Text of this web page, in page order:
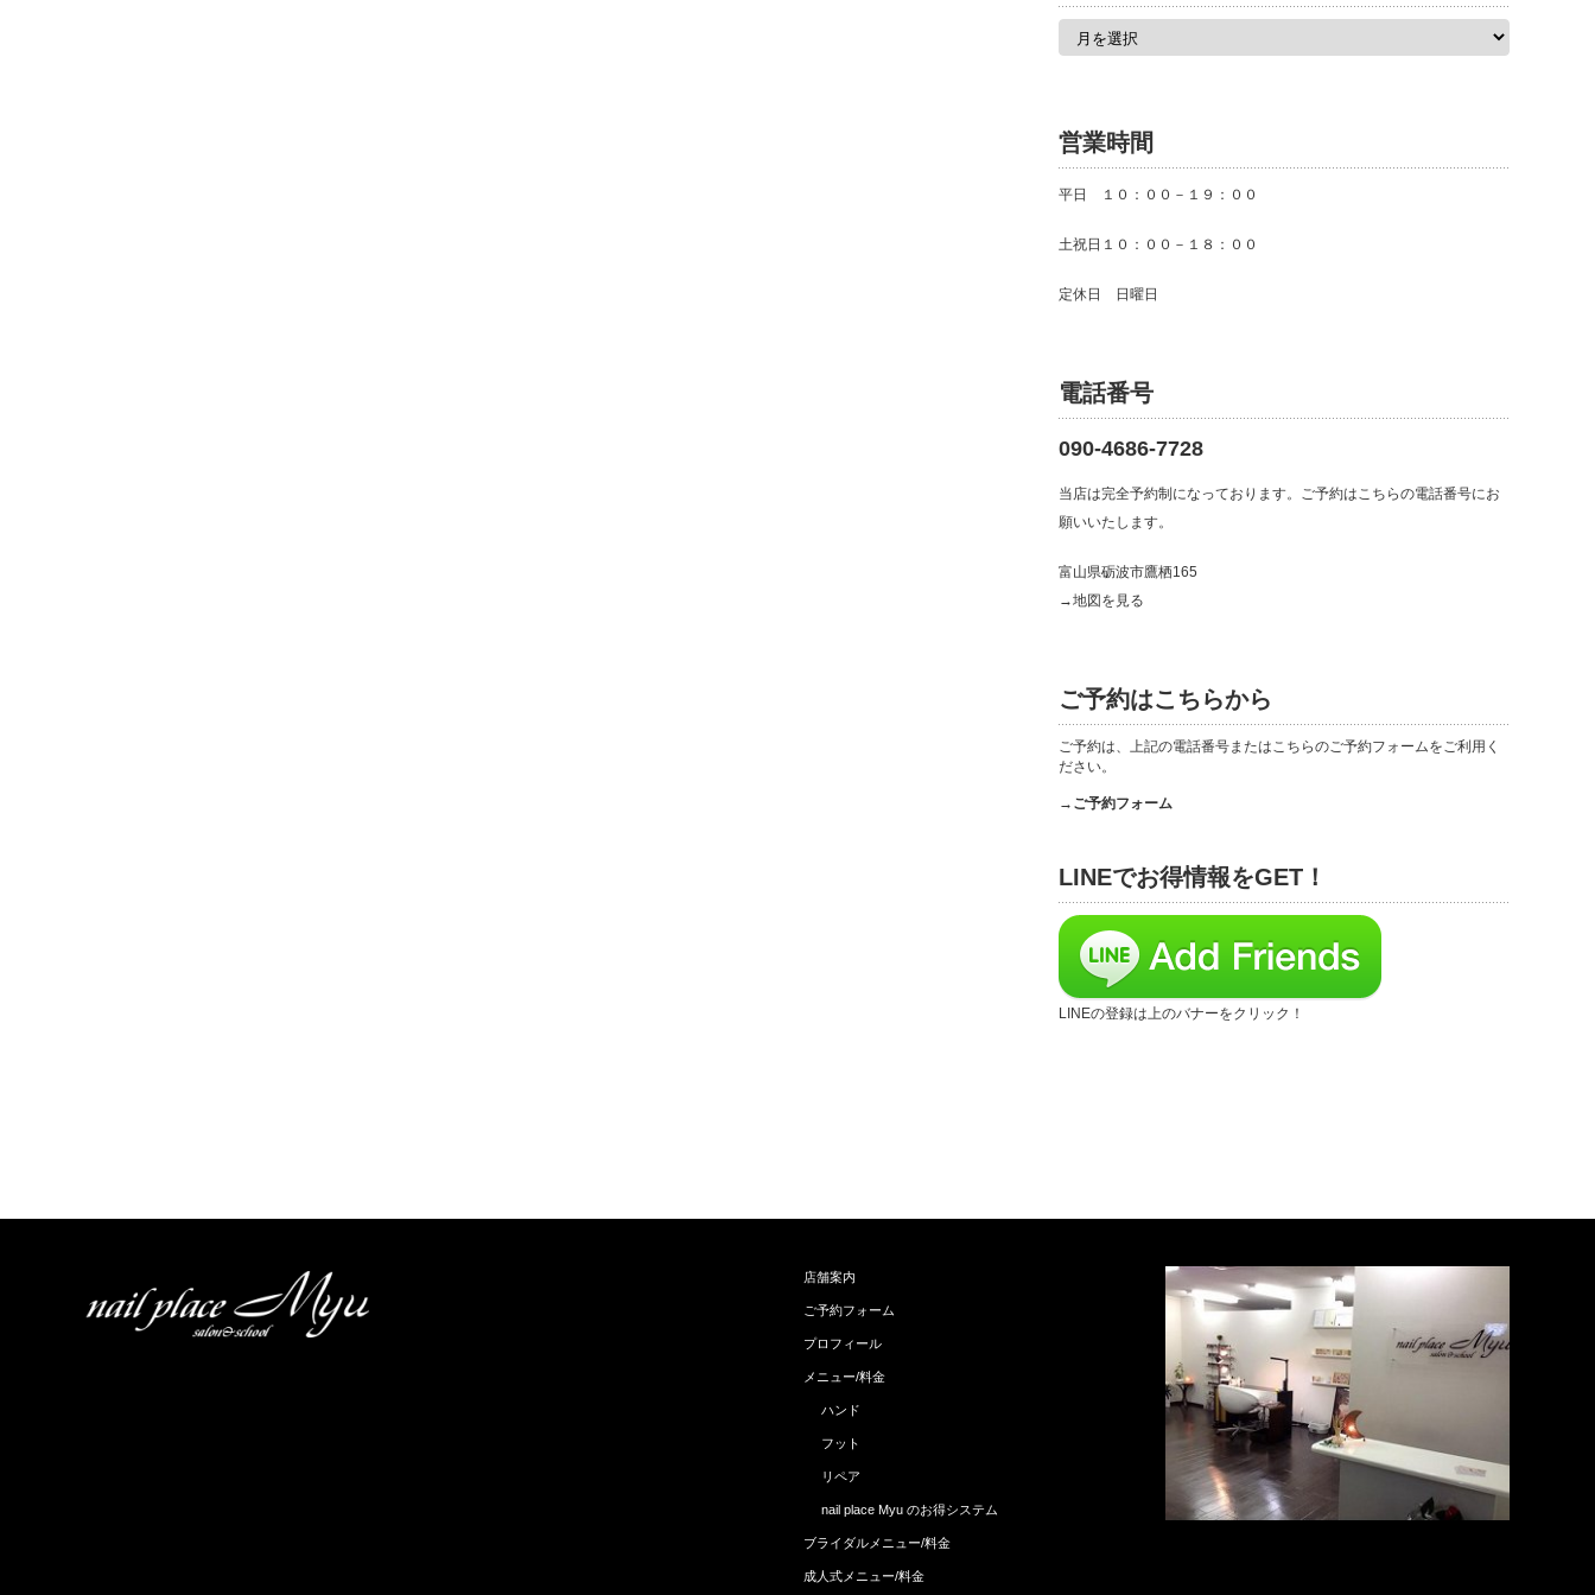
営業時間
平日 １０：００－１９：００
土祝日１０：００－１８：００
定休日 日曜日
電話番号
090-4686-7728
当店は完全予約制になっております。ご予約はこちらの電話番号にお
願いいたします。
富山県砺波市鷹栖165
→地図を見る
ご予約はこちらから
ご予約は、上記の電話番号またはこちらのご予約フォームをご利用く
ださい。
→ご予約フォーム
LINEでお得情報をGET！
LINEの登録は上のバナーをクリック！
店舗案内
ご予約フォーム
プロフィール
メニュー/料金
ハンド
フット
リペア
nail place Myu のお得システム
ブライダルメニュー/料金
成人式メニュー/料金